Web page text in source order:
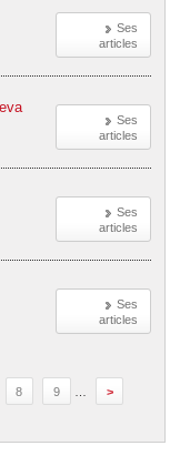
Ses
articles
Ses
articles
Ses
articles
Ses
articles
8 9 >